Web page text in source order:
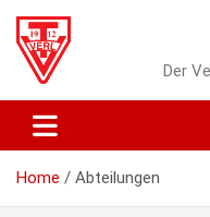
content
Der
Home Abteilungen